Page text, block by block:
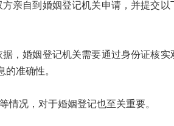
亲自到婚姻登记机关申请，并提交以
，婚姻登记机关需要通过身份证核实
准确性。
况，对于婚姻登记也至关重要。